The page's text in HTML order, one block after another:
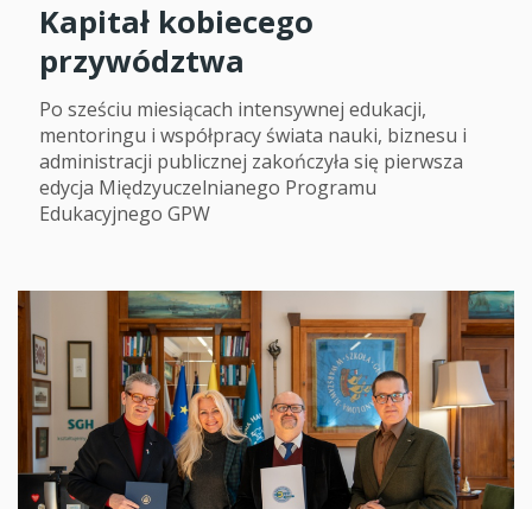
Kapitał kobiecego
przywództwa
Po sześciu miesiącach intensywnej edukacji,
mentoringu i współpracy świata nauki, biznesu i
administracji publicznej zakończyła się pierwsza
edycja Międzyuczelnianego Programu
Edukacyjnego GPW